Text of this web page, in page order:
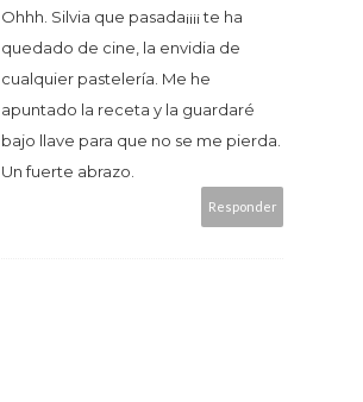
Ohhh. Silvia que pasada¡¡¡¡ te ha
quedado de cine, la envidia de
cualquier pastelería. Me he
apuntado la receta y la guardaré
bajo llave para que no se me pierda.
Un fuerte abrazo.
Responder